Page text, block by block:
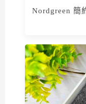
Nordgreen 簡